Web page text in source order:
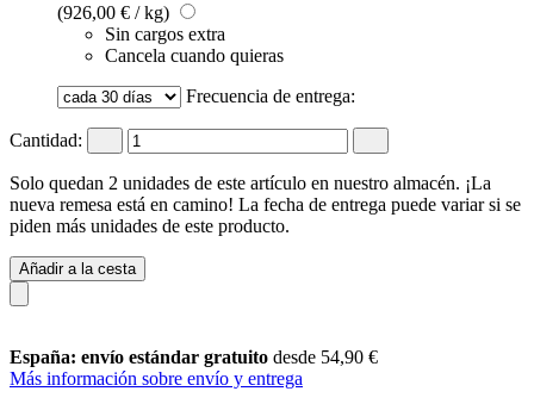
(926,00 € / kg)
Sin cargos extra
Cancela cuando quieras
Frecuencia de entrega:
Cantidad:
Solo quedan 2 unidades de este artículo en nuestro almacén. ¡La
nueva remesa está en camino! La fecha de entrega puede variar si se
piden más unidades de este producto.
Añadir a la cesta
España: envío estándar gratuito desde 54,90 €
Más información sobre envío y entrega